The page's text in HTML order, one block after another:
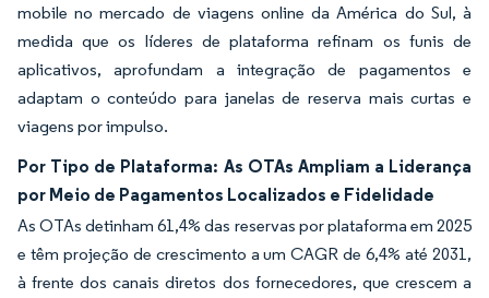
mobile no mercado de viagens online da América do Sul, à
medida que os líderes de plataforma refinam os funis de
aplicativos, aprofundam a integração de pagamentos e
adaptam o conteúdo para janelas de reserva mais curtas e
viagens por impulso.
Por Tipo de Plataforma: As OTAs Ampliam a Liderança
por Meio de Pagamentos Localizados e Fidelidade
As OTAs detinham 61,4% das reservas por plataforma em 2025
e têm projeção de crescimento a um CAGR de 6,4% até 2031,
à frente dos canais diretos dos fornecedores, que crescem a